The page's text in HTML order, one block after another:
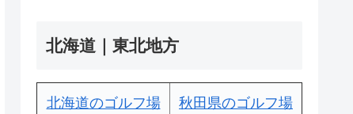
北海道｜東北地方
北海道のゴルフ場 秋田県のゴルフ場